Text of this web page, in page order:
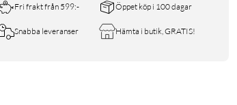
Fri frakt från 599:- Öppet köp i 100 dagar
Snabba leveranser Hämta i butik, GRATIS!